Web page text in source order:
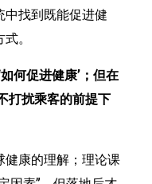
找到既能促进健
。
何促进健康’；但在
打扰乘客的前提下
健康的理解；理论课